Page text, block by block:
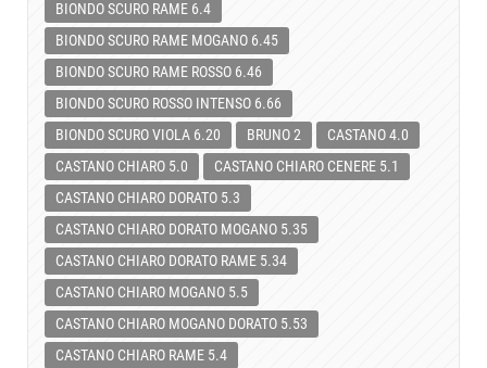
BIONDO SCURO RAME 6.4
BIONDO SCURO RAME MOGANO 6.45
BIONDO SCURO RAME ROSSO 6.46
BIONDO SCURO ROSSO INTENSO 6.66
BIONDO SCURO VIOLA 6.20
BRUNO 2
CASTANO 4.0
CASTANO CHIARO 5.0
CASTANO CHIARO CENERE 5.1
CASTANO CHIARO DORATO 5.3
CASTANO CHIARO DORATO MOGANO 5.35
CASTANO CHIARO DORATO RAME 5.34
CASTANO CHIARO MOGANO 5.5
CASTANO CHIARO MOGANO DORATO 5.53
CASTANO CHIARO RAME 5.4